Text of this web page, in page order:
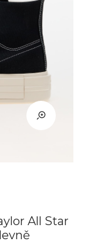
All Star